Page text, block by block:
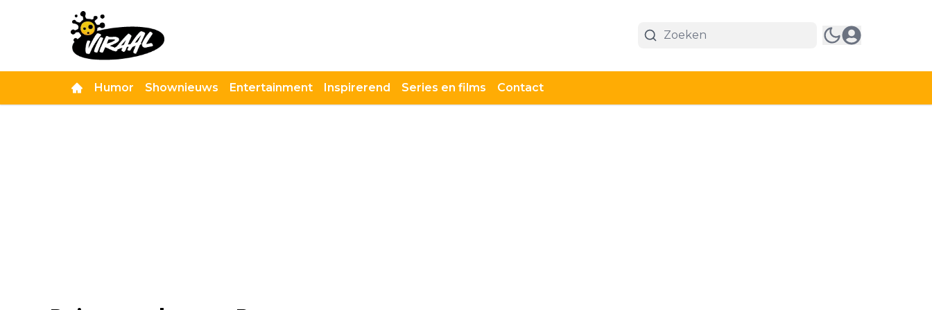
Humor Shownieuws Entertainment Inspirerend Series en films Contact